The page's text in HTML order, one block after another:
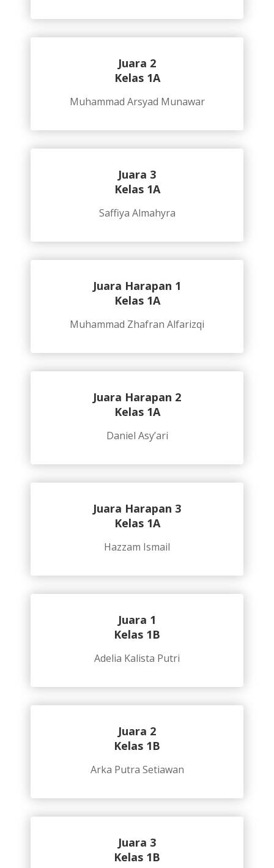
Juara 2
Kelas 1A
Muhammad Arsyad Munawar
Juara 3
Kelas 1A
Saffiya Almahyra
Juara Harapan 1
Kelas 1A
Muhammad Zhafran Alfarizqi
Juara Harapan 2
Kelas 1A
Daniel Asy’ari
Juara Harapan 3
Kelas 1A
Hazzam Ismail
Juara 1
Kelas 1B
Adelia Kalista Putri
Juara 2
Kelas 1B
Arka Putra Setiawan
Juara 3
Kelas 1B